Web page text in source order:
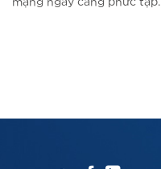
mạng ngày càng phức tạp.